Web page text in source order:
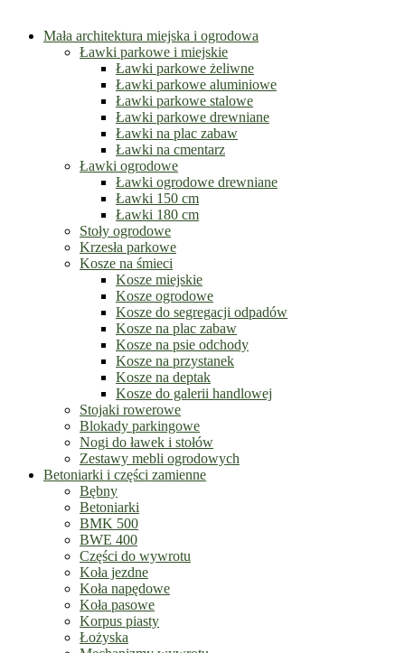
Mała architektura miejska i ogrodowa
Ławki parkowe i miejskie
Ławki parkowe żeliwne
Ławki parkowe aluminiowe
Ławki parkowe stalowe
Ławki parkowe drewniane
Ławki na plac zabaw
Ławki na cmentarz
Ławki ogrodowe
Ławki ogrodowe drewniane
Ławki 150 cm
Ławki 180 cm
Stoły ogrodowe
Krzesła parkowe
Kosze na śmieci
Kosze miejskie
Kosze ogrodowe
Kosze do segregacji odpadów
Kosze na plac zabaw
Kosze na psie odchody
Kosze na przystanek
Kosze na deptak
Kosze do galerii handlowej
Stojaki rowerowe
Blokady parkingowe
Nogi do ławek i stołów
Zestawy mebli ogrodowych
Betoniarki i części zamienne
Bębny
Betoniarki
BMK 500
BWE 400
Części do wywrotu
Koła jezdne
Koła napędowe
Koła pasowe
Korpus piasty
Łożyska